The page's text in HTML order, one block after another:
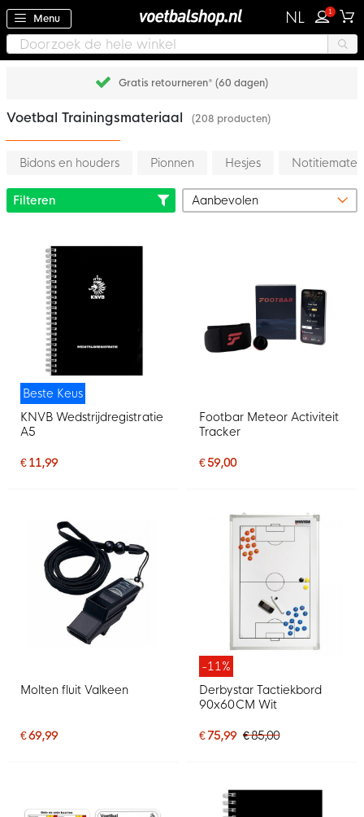
Menu NL 1
Achteraf betalen met Klarna
Voetbal Trainingsmateriaal (208 producten)
Bidons en houders Pionnen Hesjes
Filteren
Beste Keus
KNVB Wedstrijdregistratie
A5
€ 11,99
Footbar Meteor Activiteit
Tracker
€ 59,00
Molten fluit Valkeen
€ 69,99
-11%
Derbystar Tactiekbord
90x60CM Wit
€ 75,99 € 85,00